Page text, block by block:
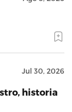
Jul 30, 2026
historia